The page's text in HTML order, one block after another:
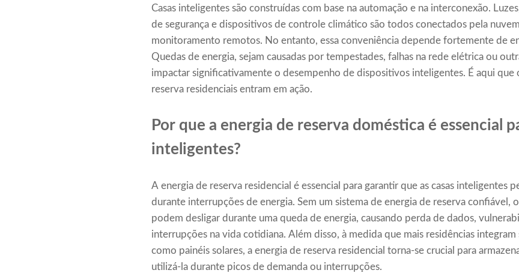
Casas inteligentes são construídas com base na automação e na interconexão.
de segurança e dispositivos de controle climático são todos conectados pela
monitoramento remotos. No entanto, essa conveniência depende fortemente de
Quedas de energia, sejam causadas por tempestades, falhas na rede elétrica ou
impactar significativamente o desempenho de dispositivos inteligentes. É aqui que
reserva residenciais entram em ação.
Por que a energia de reserva doméstica é essencial
inteligentes?
A energia de reserva residencial é essencial para garantir que as casas inteligentes
durante interrupções de energia. Sem um sistema de energia de reserva confiável,
podem desligar durante uma queda de energia, causando perda de dados,
interrupções na vida cotidiana. Além disso, à medida que mais residências
como painéis solares, a energia de reserva residencial torna-se crucial para
utilizá-la durante picos de demanda ou interrupções.